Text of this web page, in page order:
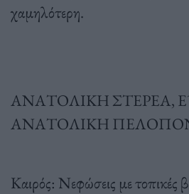
χαμηλότερη.
ΑΝΑΤΟΛΙΚΗ ΣΤΕΡΕΑ,
ΑΝΑΤΟΛΙΚΗ
Καιρός: Νεφώσεις με τοπικές